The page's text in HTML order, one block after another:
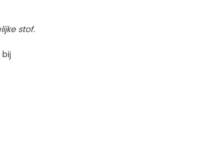
stof.